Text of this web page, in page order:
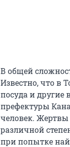
В общей
Известно, что в
посуда и другие
префектуры
человек.
различной
при попытке